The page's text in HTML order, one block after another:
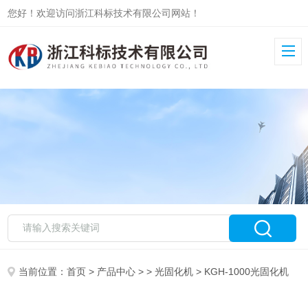
您好！欢迎访问浙江科标技术有限公司网站！
当前位置：首页 > 产品中心 > >光固化机 > KGH-1000光固化机